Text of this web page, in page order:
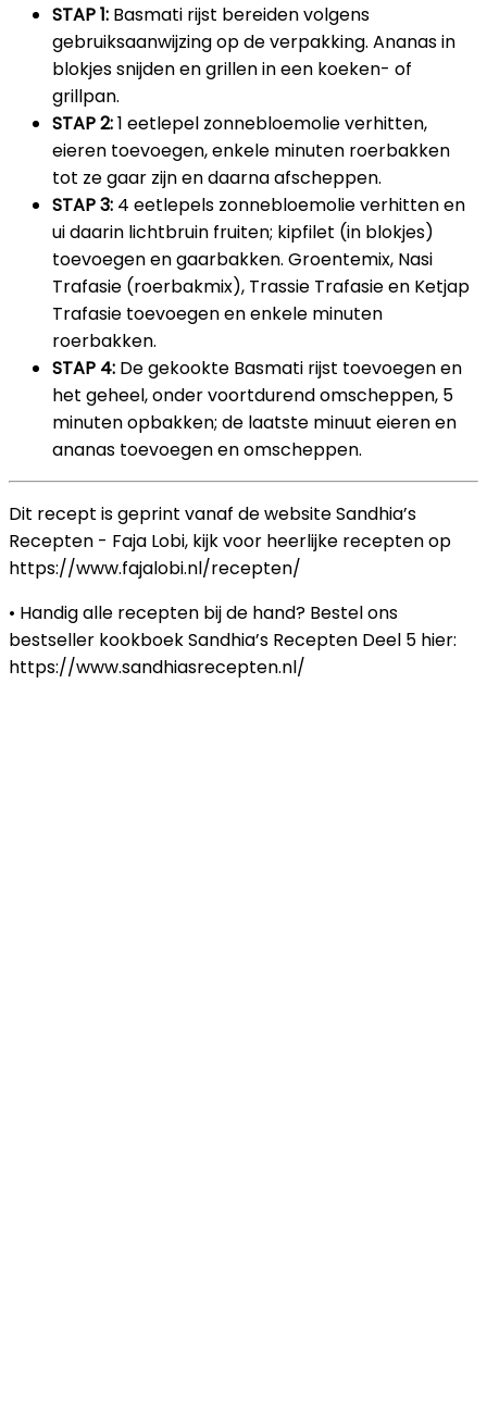
STAP 1: Basmati rijst bereiden volgens
gebruiksaanwijzing op de verpakking. Ananas in
blokjes snijden en grillen in een koeken- of
grillpan.
STAP 2:1 eetlepel zonnebloemolie verhitten,
eieren toevoegen, enkele minuten roerbakken
tot ze gaar zijn en daarna afscheppen.
STAP 3: 4 eetlepels zonnebloemolie verhitten en
ui daarin lichtbruin fruiten; kipfilet (in blokjes)
toevoegen en gaarbakken. Groentemix, Nasi
Trafasie (roerbakmix), Trassie Trafasie en Ketjap
Trafasie toevoegen en enkele minuten
roerbakken.
STAP 4: De gekookte Basmati rijst toevoegen en
het geheel, onder voortdurend omscheppen, 5
minuten opbakken; de laatste minuut eieren en
ananas toevoegen en omscheppen.
Dit recept is geprint vanaf de website Sandhia’s
Recepten - Faja Lobi, kijk voor heerlijke recepten op
https://www.fajalobi.nl/recepten/
• Handig alle recepten bij de hand? Bestel ons
bestseller kookboek Sandhia’s Recepten Deel 5 hier:
https://www.sandhiasrecepten.nl/